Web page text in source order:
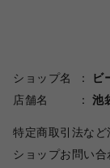
ショップ名
ビ
店舗名
池
特定商取引法な
ショップお問い合